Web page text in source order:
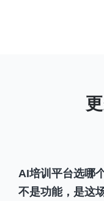
AI培训平台选哪
不是功能，是这